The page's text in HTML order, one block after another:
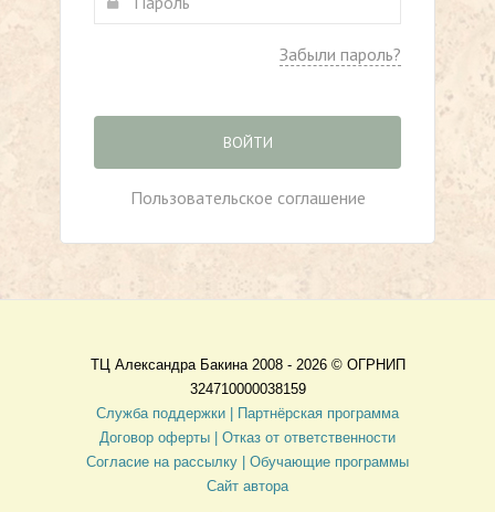
Забыли пароль?
ВОЙТИ
Пользовательское соглашение
ТЦ Александра Бакина 2008 - 2026 © ОГРНИП
324710000038159
Служба поддержки |
Партнёрская программа
Договор оферты
| Отказ от ответственности
Согласие на рассылку | Обучающие программы
Сайт автора